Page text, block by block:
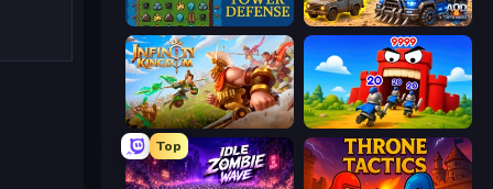
Tower Swap AOD - Art Of Defense
Infinity Kingdom TimeWarriors
Top